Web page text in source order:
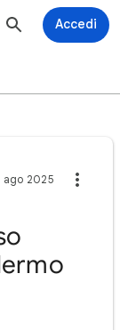
Accedi
ago 2025